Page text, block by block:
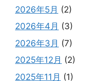
2026年5月 (2)
2026年4月 (3)
2026年3月 (7)
2025年12月 (2)
2025年11月 (1)